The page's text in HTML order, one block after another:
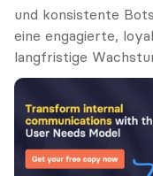
und konsistente
eine engagierte,
langfristige